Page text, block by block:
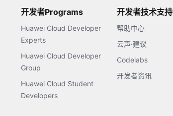
开发者Programs
Huawei Cloud Developer
Experts
Huawei Cloud Developer
Group
Huawei Cloud Student
Developers
开发者技术支持
帮助中心
云声·建议
Codelabs
开发者资讯